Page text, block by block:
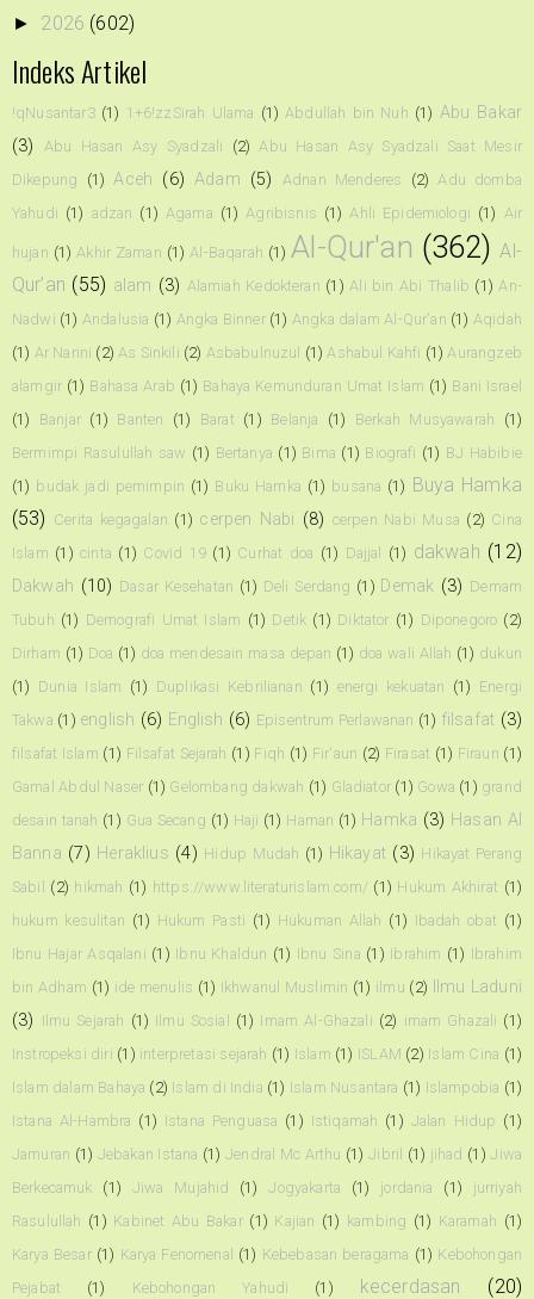
► 2026 (602)
Indeks Artikel
!qNusantar3 (1) 1+6!zzSirah Ulama (1) Abdullah bin Nuh (1) Abu Bakar
(3)
Abu Hasan Asy Syadzali (2) Abu Hasan Asy Syadzali Saat Mesir
Dikepung
(1) Aceh (6) Adam (5) Adnan Menderes (2) Adu domba
Yahudi (1) adzan (1) Agama (1) Agribisnis (1) Ahli Epidemiologi (1) Air
hujan (1) Akhir Zaman (1) Al-Baqarah (1) Al-Qur'an (362) Al-
Qur’an (55) alam (3) Alamiah Kedokteran (1) Ali bin Abi Thalib (1) An-
Nadwi (1) Andalusia (1) Angka Binner (1) Angka dalam Al-Qur'an (1) Aqidah
(1) Ar Narini (2) As Sinkili (2) Asbabulnuzul (1) Ashabul Kahfi (1) Aurangzeb
alamgir (1) Bahasa Arab (1) Bahaya Kemunduran Umat Islam (1) Bani Israel
(1)
Banjar (1) Banten (1) Barat (1) Belanja (1) Berkah Musyawarah
(1)
Bermimpi Rasulullah saw (1) Bertanya (1) Bima (1) Biografi (1) BJ Habibie
(1) budak jadi pemimpin (1) Buku Hamka (1) busana (1) Buya Hamka
(53) Cerita kegagalan (1) cerpen Nabi (8) cerpen Nabi Musa (2) Cina
Islam (1) cinta (1) Covid 19 (1) Curhat doa (1) Dajjal (1) dakwah (12)
Dakwah (10) Dasar Kesehatan (1) Deli Serdang (1) Demak (3) Demam
Tubuh (1) Demografi Umat Islam (1) Detik (1) Diktator (1) Diponegoro (2)
Dirham (1) Doa (1) doa mendesain masa depan (1) doa wali Allah (1) dukun
(1) Dunia Islam (1) Duplikasi Kebrilianan (1) energi kekuatan (1) Energi
Takwa (1) english (6) English (6) Episentrum Perlawanan (1) filsafat (3)
filsafat Islam (1) Filsafat Sejarah (1) Fiqh (1) Fir'aun (2) Firasat (1) Firaun (1)
Gamal Abdul Naser (1) Gelombang dakwah (1) Gladiator (1) Gowa (1) grand
desain tanah (1) Gua Secang (1) Haji (1) Haman (1) Hamka (3) Hasan Al
Banna (7) Heraklius (4) Hidup Mudah (1) Hikayat (3) Hikayat Perang
Sabil
(2) hikmah (1) https://www.literaturislam.com/ (1) Hukum Akhirat (1)
hukum kesulitan (1) Hukum Pasti (1) Hukuman Allah (1) Ibadah obat (1)
Ibnu Hajar Asqalani (1) Ibnu Khaldun (1) Ibnu Sina (1) Ibrahim (1) Ibrahim
bin Adham (1) ide menulis (1) Ikhwanul Muslimin (1) ilmu (2)
Ilmu Laduni
(3) Ilmu Sejarah (1) Ilmu Sosial (1) Imam Al-Ghazali (2) imam Ghazali (1)
Instropeksi diri (1) interpretasi sejarah (1) Islam (1) ISLAM (2) Islam Cina (1)
Islam dalam Bahaya (2) Islam di India (1) Islam Nusantara (1) Islampobia (1)
Istana Al-Hambra (1) Istana Penguasa (1) Istiqamah (1) Jalan Hidup (1)
Jamuran (1) Jebakan Istana (1) Jendral Mc Arthu (1) Jibril (1) jihad (1) Jiwa
Berkecamuk
(1) Jiwa Mujahid (1) Jogyakarta (1) jordania (1)
jurriyah
Rasulullah (1) Kabinet Abu Bakar (1) Kajian (1) kambing (1) Karamah (1)
Karya Besar (1) Karya Fenomenal (1) Kebebasan beragama (1) Kebohongan
Pejabat
(1) Kebohongan Yahudi (1) kecerdasan (20)